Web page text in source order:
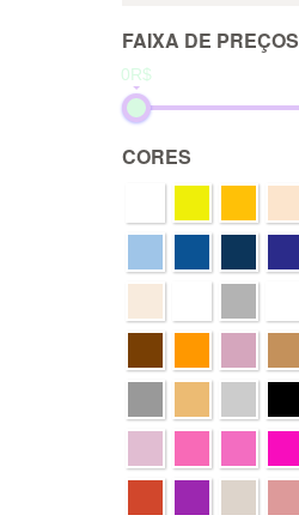
FAIXA DE PREÇOS
0R$
CORES